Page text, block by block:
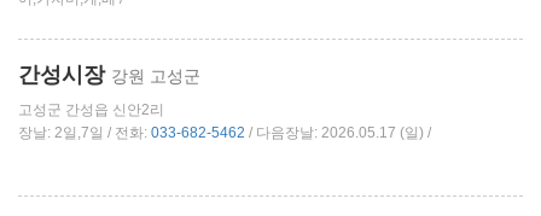
간성시장 강원 고성군
고성군 간성읍 신안2리
장날: 2일,7일 / 전화: 033-682-5462 / 다음장날: 2026.05.17 (일) /